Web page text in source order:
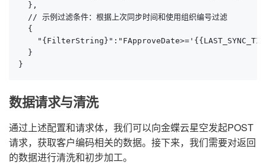
  },
  // 示例过滤条件：根据上次同步时间和使用组织编号过滤
  {
  }
}
数据请求与清洗
通过上述配置和请求体，我们可以向金蝶云星空发起POST
请求，获取客户编码相关的数据。接下来，我们需要对返回
的数据进行清洗和初步加工。